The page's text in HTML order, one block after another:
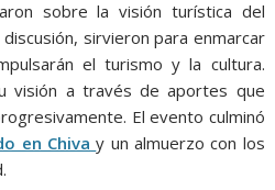
sobre la visión turística del
sirvieron para enmarcar
el turismo y la cultura.
visión a través de aportes que
El evento culminó
en Chiva y un almuerzo con los